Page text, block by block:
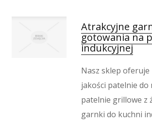
Oprogramowanie
Oprogramowanie
Kontakt
Atrakcyjne
gotowania na
indukcyjnej
Nasz sklep oferuje
jakości patelnie do
patelnie grillowe z
garnki do kuchni